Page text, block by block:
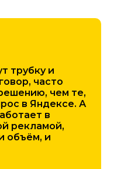
трубку и
часто
чем те,
в Яндексе. А
в
рекламой,
объём, и